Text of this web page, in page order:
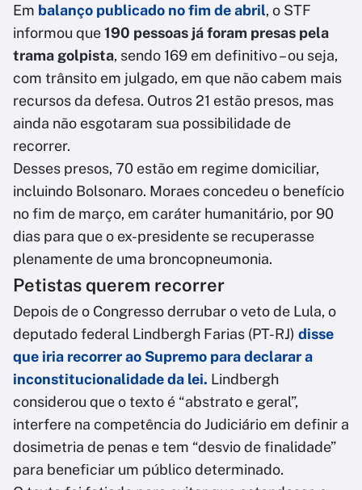
Em balanço publicado no fim de abril, o STF
informou que190 pessoas já foram presas pela
trama golpista, sendo 169 em definitivo – ou seja,
com trânsito em julgado, em que não cabem mais
recursos da defesa. Outros 21 estão presos, mas
ainda não esgotaram sua possibilidade de
recorrer.
Desses presos, 70 estão em regime domiciliar,
incluindo Bolsonaro. Moraes concedeu o benefício
no fim de março, em caráter humanitário, por 90
dias para que o ex-presidente se recuperasse
plenamente de uma broncopneumonia.
Petistas querem recorrer
Depois de o Congresso derrubar o veto de Lula, o
deputado federal Lindbergh Farias (PT-RJ) disse
que iria recorrer ao Supremo para declarar a
inconstitucionalidade da lei. Lindbergh
considerou que o texto é “abstrato e geral”,
interfere na competência do Judiciário em definir a
dosimetria de penas e tem “desvio de finalidade”
para beneficiar um público determinado.